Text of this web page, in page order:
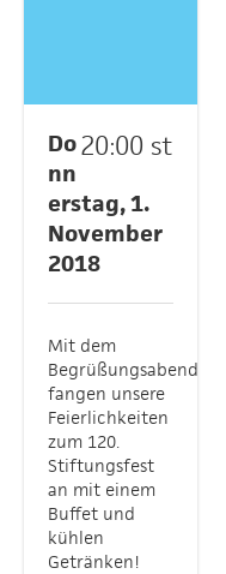
20:00 st
Do
nn
erstag, 1.
November
2018
Mit dem
Begrüßungsabend
fangen unsere
Feierlichkeiten
zum 120.
Stiftungsfest
an mit einem
Buffet und
kühlen
Getränken!